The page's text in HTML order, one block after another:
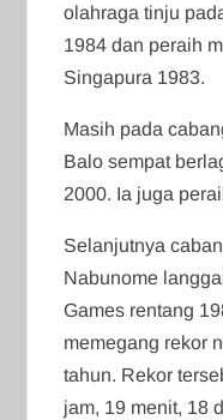
olahraga tinju
1984 dan peraih
Singapura 1983.
Masih pada
Balo sempat
2000. Ia juga
Selanjutnya
Nabunome
Games rentang
memegang rekor
tahun. Rekor
jam, 19 menit, 18